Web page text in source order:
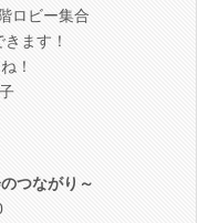
ロビー集合
ます！
！
つながり～